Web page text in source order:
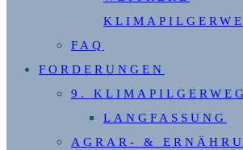
FAQ
FORDERUNGEN
9. KLIMAPILGERWEG
LANGFASSUNG
AGRAR- &